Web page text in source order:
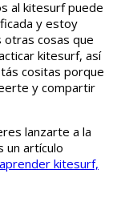
al kitesurf puede
y estoy
otras cosas que
kitesurf, así
cositas porque
y compartir
lanzarte a la
un artículo
kitesurf,